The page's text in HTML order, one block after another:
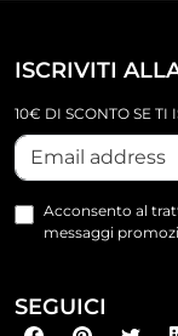
ISCRIVITI
10€ DI SCONTO SE TI
Acconsento al
messaggi
SEGUICI